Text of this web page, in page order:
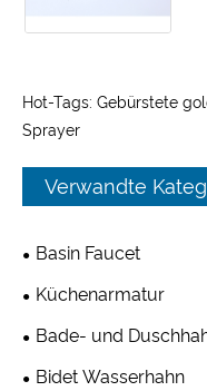
Hot-Tags: Gebürstete
Sprayer
Verwandte
Basin Faucet
Küchenarmatur
Bade- und
Bidet Wasserhahn